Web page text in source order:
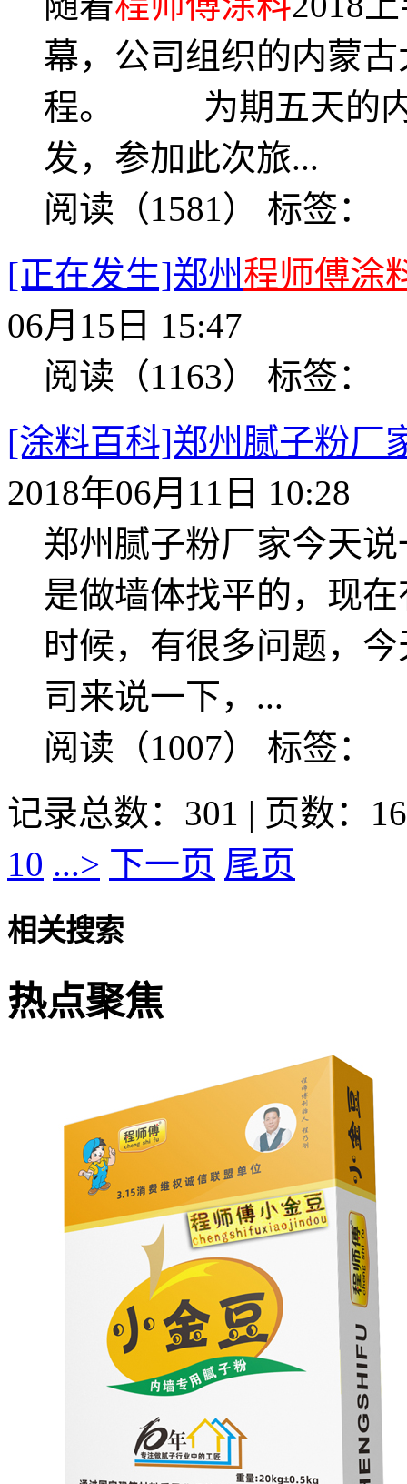
幕，公司组织的内蒙
程。 为期五天的内
发，参加此次旅...
阅读（1581） 标签：
[正在发生]郑州 程师傅涂
06月15日 15:47
阅读（1163） 标签：
[涂料百科]郑州腻子粉厂
2018年06月11日 10:28
郑州腻子粉厂家今天
是做墙体找平的，现
时候，有很多问题，
司来说一下，...
阅读（1007） 标签：
记录总数：301 | 页数：16
10 ...> 下一页 尾页
相关搜索
热点聚焦